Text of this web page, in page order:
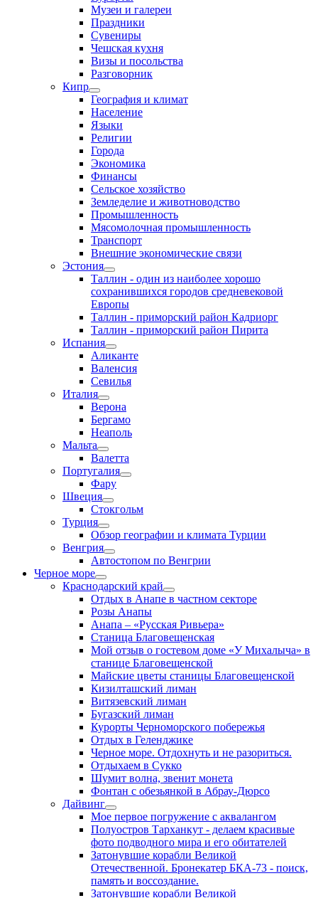
Музеи и галереи
Праздники
Сувениры
Чешская кухня
Визы и посольства
Разговорник
Кипр
География и климат
Население
Языки
Религии
Города
Экономика
Финансы
Сельское хозяйство
Земледелие и животноводство
Промышленность
Мясомолочная промышленность
Транспорт
Внешние экономические связи
Эстония
Таллин - один из наиболее хорошо
сохранившихся городов средневековой
Европы
Таллин - приморский район Кадриорг
Таллин - приморский район Пирита
Испания
Аликанте
Валенсия
Севилья
Италия
Верона
Бергамо
Неаполь
Мальта
Валетта
Португалия
Фару
Швеция
Стокгольм
Турция
Обзор географии и климата Турции
Венгрия
Автостопом по Венгрии
Черное море
Краснодарский край
Отдых в Анапе в частном секторе
Розы Анапы
Анапа – «Русская Ривьера»
Станица Благовещенская
Мой отзыв о гостевом доме «У Михалыча» в
станице Благовещенской
Майские цветы станицы Благовещенской
Кизилташский лиман
Витязевский лиман
Бугазский лиман
Курорты Черноморского побережья
Отдых в Геленджике
Черное море. Отдохнуть и не разориться.
Отдыхаем в Сукко
Шумит волна, звенит монета
Фонтан с обезьянкой в Абрау-Дюрсо
Дайвинг
Мое первое погружение с аквалангом
Полуостров Тарханкут - делаем красивые
фото подводного мира и его обитателей
Затонувшие корабли Великой
Отечественной. Бронекатер БКА-73 - поиск,
память и воссоздание.
Затонувшие корабли Великой